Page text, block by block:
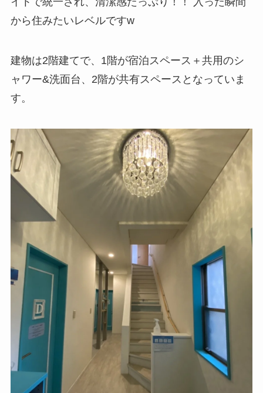
から住みたいレベルですw
建物は2階建てで、1階が宿泊スペース＋共用のシ
ャワー&洗面台、2階が共有スペースとなっていま
す。